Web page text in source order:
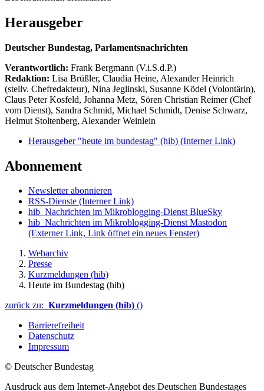
Herausgeber
Deutscher Bundestag, Parlamentsnachrichten
Verantwortlich: Frank Bergmann (V.i.S.d.P.)
Redaktion: Lisa Brüßler, Claudia Heine, Alexander Heinrich
(stellv. Chefredakteur), Nina Jeglinski, Susanne Ködel (Volontärin),
Claus Peter Kosfeld, Johanna Metz, Sören Christian Reimer (Chef
vom Dienst), Sandra Schmid, Michael Schmidt, Denise Schwarz,
Helmut Stoltenberg, Alexander Weinlein
Herausgeber "heute im bundestag" (hib) (Interner Link)
Abonnement
Newsletter abonnieren
RSS-Dienste (Interner Link)
hib_Nachrichten im Mikroblogging-Dienst BlueSky
hib_Nachrichten im Mikroblogging-Dienst Mastodon
(Externer Link, Link öffnet ein neues Fenster)
Webarchiv
Presse
Kurzmeldungen (hib)
Heute im Bundestag (hib)
zurück zu: Kurzmeldungen (hib) ()
Barrierefreiheit
Datenschutz
Impressum
© Deutscher Bundestag
Ausdruck aus dem Internet-Angebot des Deutschen Bundestages